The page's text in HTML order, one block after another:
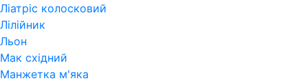
Ліатріс колосковий
Лілійник
Льон
Мак східний
Манжетка м'яка